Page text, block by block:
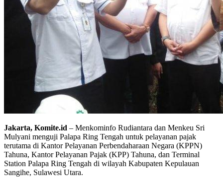
Jakarta, Komite.id – Menkominfo Rudiantara dan Menkeu Sri
Mulyani menguji Palapa Ring Tengah untuk pelayanan pajak
terutama di Kantor Pelayanan Perbendaharaan Negara (KPPN)
Tahuna, Kantor Pelayanan Pajak (KPP) Tahuna, dan Terminal
Station Palapa Ring Tengah di wilayah Kabupaten Kepulauan
Sangihe, Sulawesi Utara.